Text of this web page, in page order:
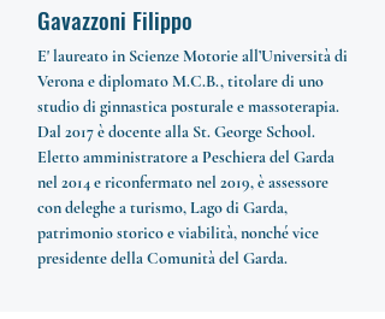
Gavazzoni Filippo
E' laureato in Scienze Motorie all’Università di
Verona e diplomato M.C.B., titolare di uno
studio di ginnastica posturale e massoterapia.
Dal 2017 è docente alla St. George School.
Eletto amministratore a Peschiera del Garda
nel 2014 e riconfermato nel 2019, è assessore
con deleghe a turismo, Lago di Garda,
patrimonio storico e viabilità, nonché vice
presidente della Comunità del Garda.